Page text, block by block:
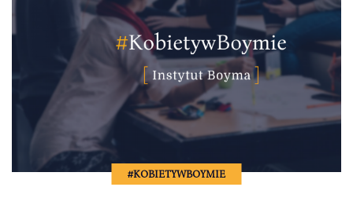
#KOBIETYWBOYMIE